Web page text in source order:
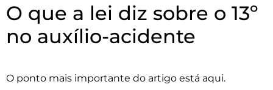
O que a lei diz sobre o 13º
no auxílio-acidente
O ponto mais importante do artigo está aqui.